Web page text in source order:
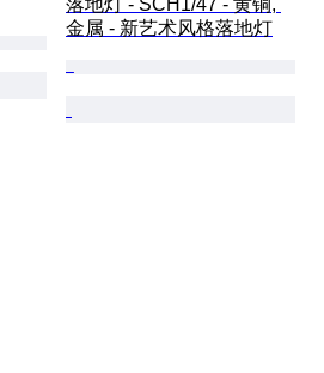
落地灯 - SCH1/47 - 黄铜,
金属 - 新艺术风格落地灯